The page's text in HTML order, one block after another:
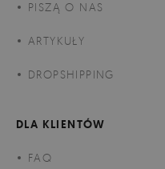
PISZĄ O NAS
ARTYKUŁY
DROPSHIPPING
DLA KLIENTÓW
FAQ